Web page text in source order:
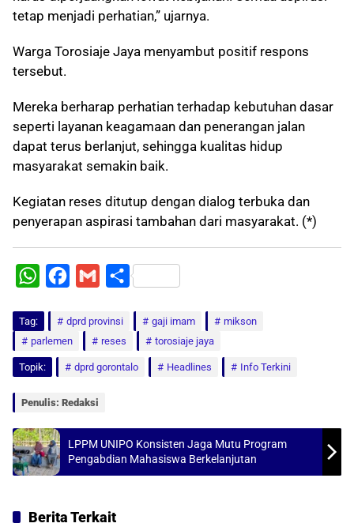
tetap menjadi perhatian,” ujarnya.
Warga Torosiaje Jaya menyambut positif respons
tersebut.
Mereka berharap perhatian terhadap kebutuhan dasar
seperti layanan keagamaan dan penerangan jalan
dapat terus berlanjut, sehingga kualitas hidup
masyarakat semakin baik.
Kegiatan reses ditutup dengan dialog terbuka dan
penyerapan aspirasi tambahan dari masyarakat. (*)
W
t
s
p
c
e
b
k
a
i
l
S
e
Tag: dprd provinsi gaji imam
mikson
parlemen
reses torosiaje jaya
Topik: dprd gorontalo Headlines Info Terkini
Penulis: Redaksi
LPPM UNIPO Konsisten Jaga Mutu Program
Pengabdian Mahasiswa Berkelanjutan
Berita Terkait